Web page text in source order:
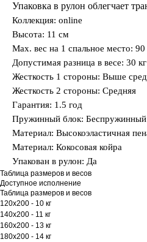
Упаковка в рулон облегчает
Коллекция: online
Высота: 11 см
Max. вес на 1 спальное место: 90
Допустимая разница в весе: 30 кг
Жесткость 1 стороны: Выше
Жесткость 2 стороны: Средняя
Гарантия: 1.5 год
Пружинный блок: Беспружинный
Материал: Высокоэластичная
Материал: Кокосовая койра
Упакован в рулон: Да
Таблица размеров и весов
Доступное исполнение
Таблица размеров и весов
120х200 - 10 кг
140х200 - 11 кг
160х200 - 13 кг
180х200 - 14 кг